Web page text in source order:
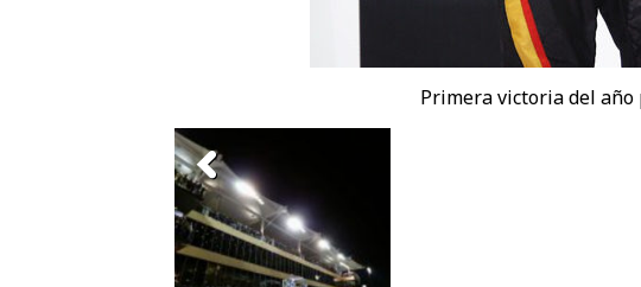
Primera victoria del año